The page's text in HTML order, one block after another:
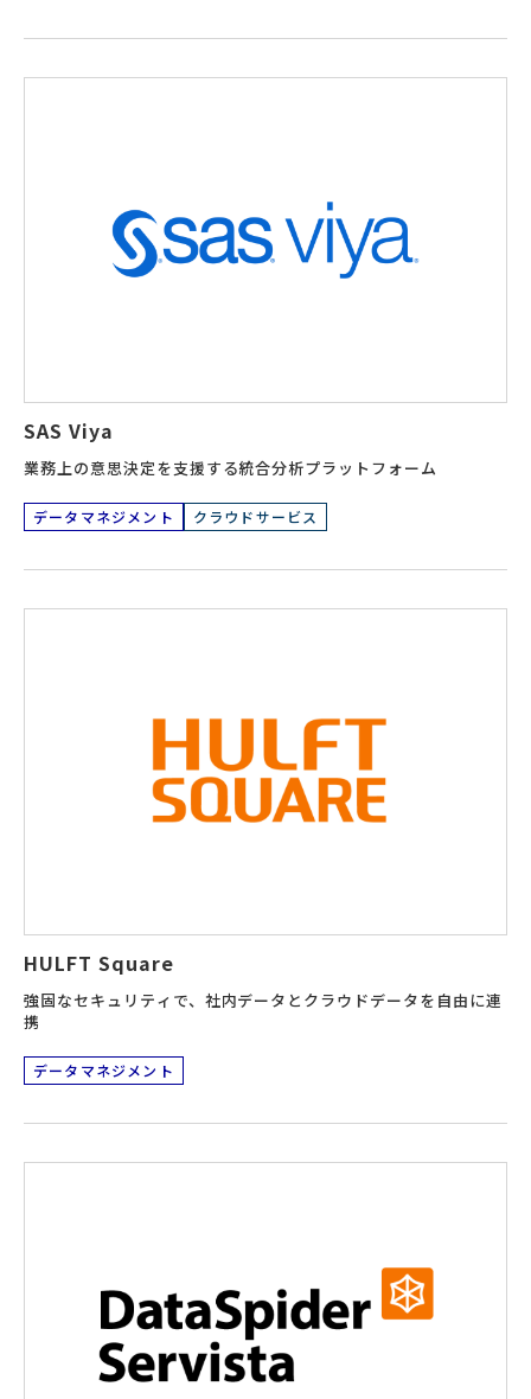
SAS Viya
業務上の意思決定を支援する統合分析プラットフォーム
データマネジメント クラウドサービス
HULFT Square
強固なセキュリティで、社内データとクラウドデータを自由に連
携
データマネジメント